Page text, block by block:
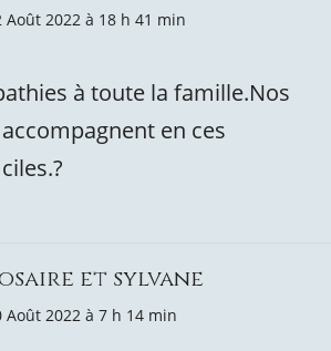
Août 2022 à 18 h 41 min
à toute la famille.Nos
en ces
et sylvane
Août 2022 à 7 h 14 min